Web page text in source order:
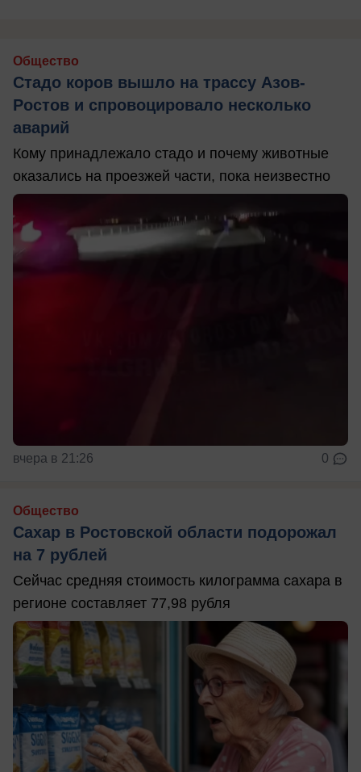
Общество
Стадо коров вышло на трассу Азов-
Ростов и спровоцировало несколько
аварий
Кому принадлежало стадо и почему животные
оказались на проезжей части, пока неизвестно
вчера в 21:26 0
Общество
Сахар в Ростовской области подорожал
на 7 рублей
Сейчас средняя стоимость килограмма сахара в
регионе составляет 77,98 рубля